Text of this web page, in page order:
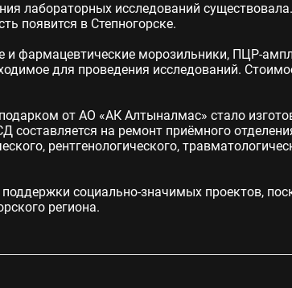
лабораторных исследований
появится в Степногорске.
и фармацевтические морозильники, ПЦР-
для проведения исследований.
от АО «АК Алтыналмас» стало
составляется на ремонт приёмного
рентгенологического,
социально-значимых проектов,
региона.